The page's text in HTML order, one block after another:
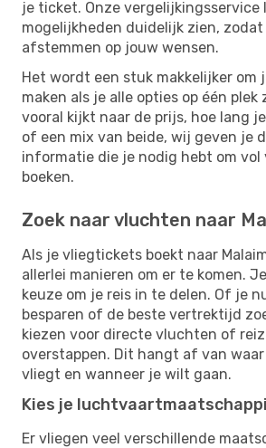
je ticket. Onze vergelijkingsservice
mogelijkheden duidelijk zien,
afstemmen op jouw wensen.
Het wordt een stuk makkelijker om
maken als je alle opties op één plek
vooral kijkt naar de prijs, hoe lang
of een mix van beide, wij geven je
informatie die je nodig hebt om
boeken.
Zoek naar vluchten naar
Als je vliegtickets boekt naar
allerlei manieren om er te komen.
keuze om je reis in te delen. Of je
besparen of de beste vertrektijd
kiezen voor directe vluchten of
overstappen. Dit hangt af van
vliegt en wanneer je wilt gaan.
Kies je
Er vliegen veel verschillende